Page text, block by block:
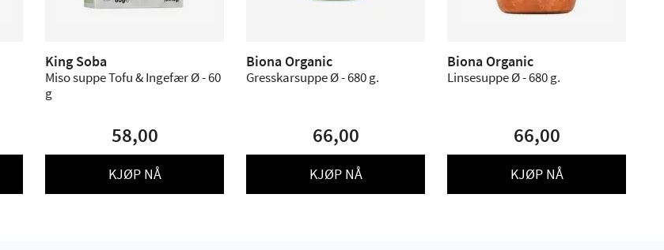
King Soba
Miso suppe Tofu & Ingefær Ø - 60
g
58,00
KJØP NÅ
Biona Organic
Gresskarsuppe Ø - 680 g.
66,00
KJØP NÅ
Biona Organic
Linsesuppe Ø - 680 g.
66,00
KJØP NÅ